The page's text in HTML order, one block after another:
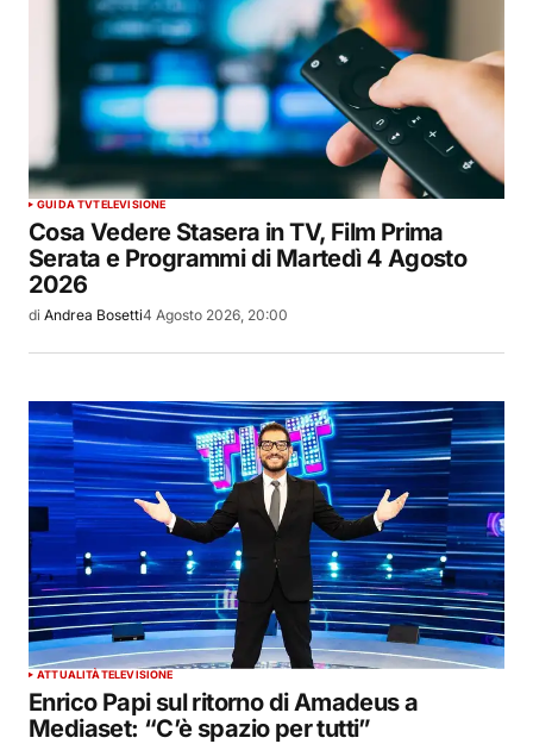
GUIDA TVTELEVISIONE
Cosa Vedere Stasera in TV, Film Prima
Serata e Programmi di Martedì 4 Agosto
2026
di Andrea Bosetti4 Agosto 2026, 20:00
ATTUALITÀTELEVISIONE
Enrico Papi sul ritorno di Amadeus a
Mediaset: “C’è spazio per tutti”